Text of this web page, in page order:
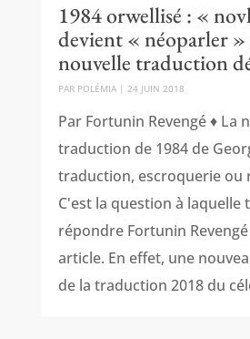
1984 orwellisé : «
devient « néoparler »
nouvelle traduction
PAR POLÉMIA| 24 JUIN 2018
Par Fortunin Revengé ♦ La
traduction de 1984 de
traduction, escroquerie ou
C'est la question à laquelle
répondre Fortunin
article. En effet, une
de la traduction 2018 du